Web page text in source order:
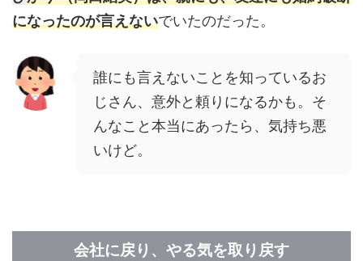
になったのが言えないでいたのだった。
誰にも言えないことを知っているお
じさん、意外と頼りになるかも。そ
んなこと本当にあったら、気持ち悪
いけど。
会社に戻り、やる気を取り戻す